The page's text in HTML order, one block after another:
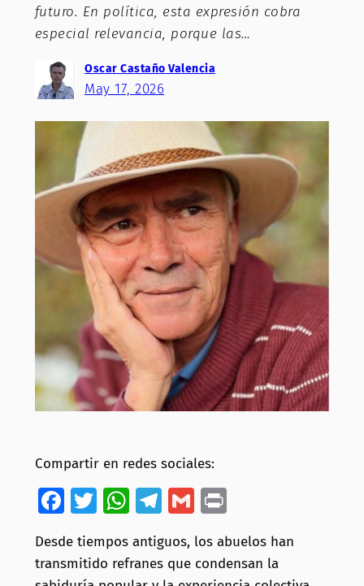
futuro. En política, esta expresión cobra
especial relevancia, porque las…
Oscar Castaño Valencia
May 17, 2026
Compartir en redes sociales:
Facebook
Twitter
WhatsApp
Telegram
GmailPrint
Desde tiempos antiguos, los abuelos han
transmitido refranes que condensan la